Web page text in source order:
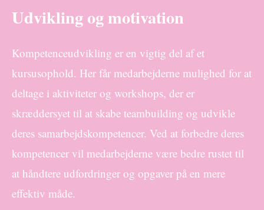
Udvikling og motivation
Kompetenceudvikling er en vigtig del af et
kursusophold. Her får medarbejderne mulighed for at
deltage i aktiviteter og workshops, der er
skræddersyet til at skabe teambuilding og udvikle
deres samarbejdskompetencer. Ved at forbedre deres
kompetencer vil medarbejderne være bedre rustet til
at håndtere udfordringer og opgaver på en mere
effektiv måde.